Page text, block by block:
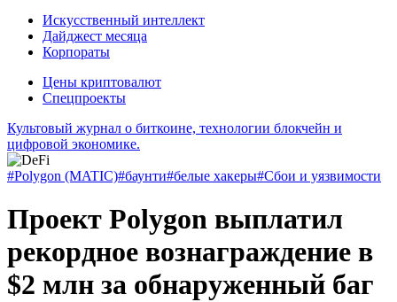
Искусственный интеллект
Дайджест месяца
Корпораты
Цены криптовалют
Спецпроекты
Культовый журнал о биткоине, технологии блокчейн и
цифровой экономике.
#Polygon (MATIC)#баунти#белые хакеры#Сбои и уязвимости
Проект Polygon выплатил
рекордное вознаграждение в
$2 млн за обнаруженный баг